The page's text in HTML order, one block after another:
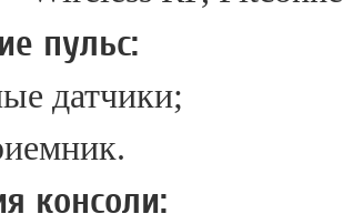
пульс:
датчики;
консоли: